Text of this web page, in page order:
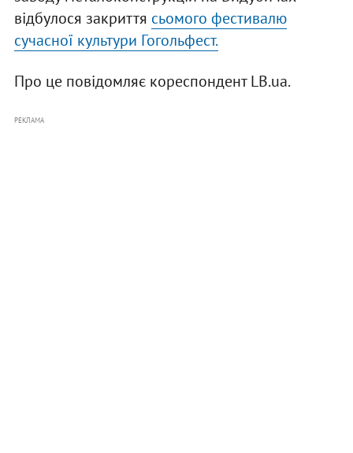
відбулося закриття сьомого фестивалю
сучасної культури Гогольфест.
Про це повідомляє кореспондент LB.ua.
РЕКЛАМА